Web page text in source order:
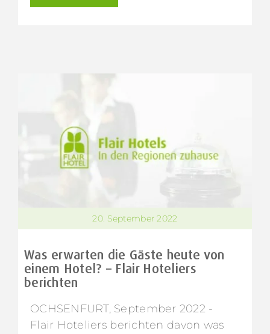
20. September 2022
Was erwarten die Gäste heute von
einem Hotel? – Flair Hoteliers
berichten
OCHSENFURT, September 2022 -
Flair Hoteliers berichten davon was